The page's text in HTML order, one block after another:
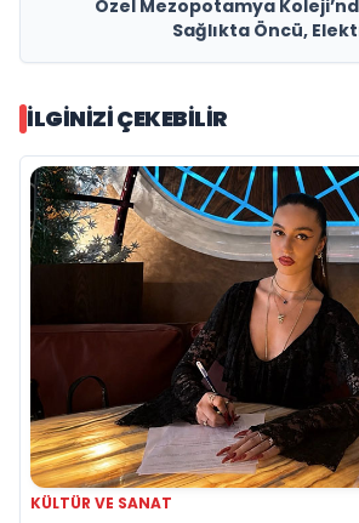
Özel Mezopotamya
Sağlıkta Öncü,
İLGINIZI ÇEKEBILIR
KÜLTÜR VE SANAT